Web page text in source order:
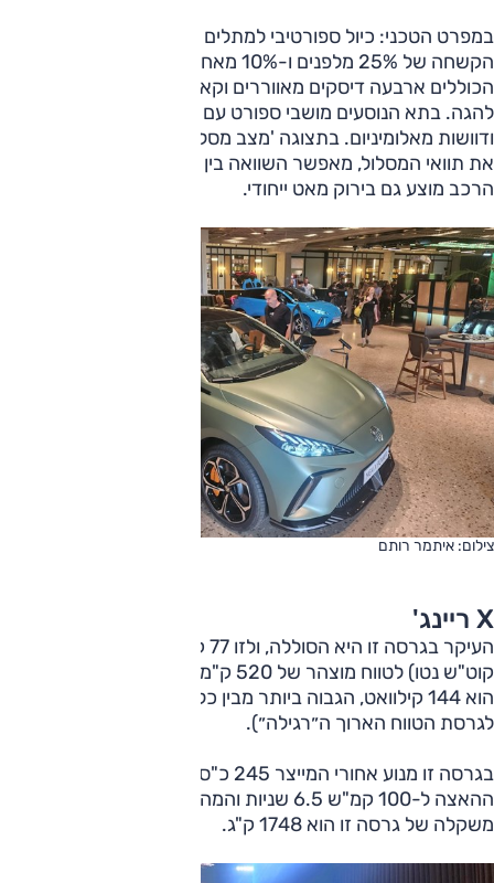
הקשחה של 25% מלפנים ו-10% מאחור – לצד בלמים משופרים
הכוללים ארבעה דיסקים מאווררים וקאליפרים אדומים, כיול שונה
להגה. בתא הנוסעים מושבי ספורט עם ריפוד משולב אלקנטרה
את תוואי המסלול, מאפשר השוואה בין הקפות, בקרת שיגור וכו'.
הרכב מוצע גם בירוק מאט ייחודי.
צילום: איתמר רותם
X ריינג'
קוט"ש נטו) לטווח מוצהר של 520 ק"מ. הספק הטעינה המהירה
לגרסת הטווח הארוך ה״רגילה״).
משקלה של גרסה זו הוא 1748 ק"ג.